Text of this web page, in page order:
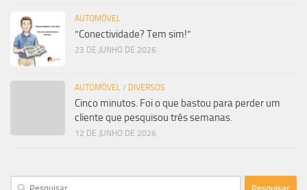
AUTOMÓVEL
“Conectividade? Tem sim!”
23 DE JUNHO DE 2026
AUTOMÓVEL / DIVERSOS
Cinco minutos. Foi o que bastou para perder um
cliente que pesquisou três semanas.
12 DE JUNHO DE 2026
Pesquisar